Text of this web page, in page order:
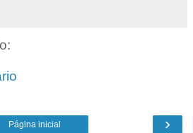
›
Página inicial